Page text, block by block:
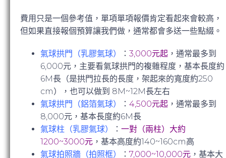
費用只是一個參考值，單項單項報價肯定看起來會較高，
但如果直接報個預算讓我們做，通常都會多送一些點綴。
氣球拱門（乳膠氣球） ： 3,000元起 ，通常最多到
6,000元，主要看氣球拱門的複雜程度，基本長度約
6M長（是拱門拉長的長度，架起來的寬度約250
cm），也可以做到 8M~12M長左右
氣球拱門（鋁箔氣球）
： 4,500元起 ，通常最多到
8,000元，基本長度約6M長
氣球柱（乳膠氣球）
： 一對（兩柱）大約
1200~3000元 ，基本高度約140~160cm高
氣球拍照牆（拍照框）
： 7,000~10,000元 ，基本大